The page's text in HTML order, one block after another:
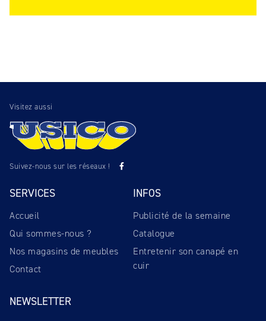
Visitez aussi
Suivez-nous sur les réseaux !
SERVICES
Accueil
Qui sommes-nous ?
Nos magasins de meubles
Contact
INFOS
Publicité de la semaine
Catalogue
Entretenir son canapé en
cuir
NEWSLETTER